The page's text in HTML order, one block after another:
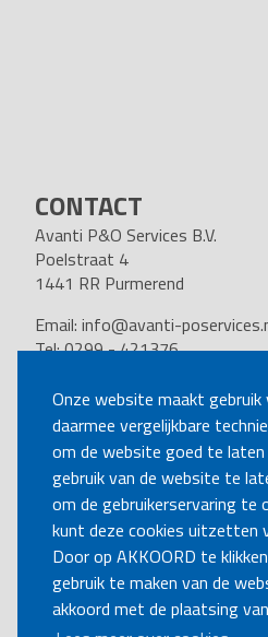
Onze website maakt gebruik
daarmee vergelijkbare
om de website goed te
gebruik van de website te
om de gebruikerservaring te
kunt deze cookies uitzetten
Door op AKKOORD te
gebruik te maken van de
akkoord met de plaatsing
CONTACT
Avanti P&O Services B.V.
Poelstraat 4
1441 RR Purmerend
Email: info@avanti-
Tel: 0299 - 421376
Kvk nummer: 37140121
VOLG ONS
BEL MIJ
MAAK EEN